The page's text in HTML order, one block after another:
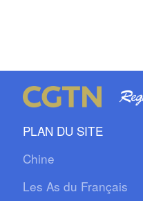
PLAN DU SITE
Chine
Les As du Français